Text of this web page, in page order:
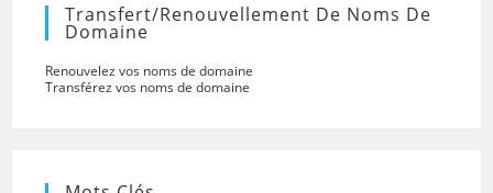
Transfert/renouvellement De Noms De
Domaine
Renouvelez vos noms de domaine
Transférez vos noms de domaine